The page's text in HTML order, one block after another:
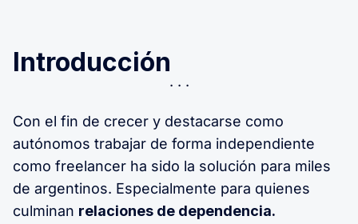
Introducción
Con el fin de crecer y destacarse como
autónomos trabajar de forma independiente
como freelancer ha sido la solución para miles
de argentinos. Especialmente para quienes
culminan relaciones de dependencia.